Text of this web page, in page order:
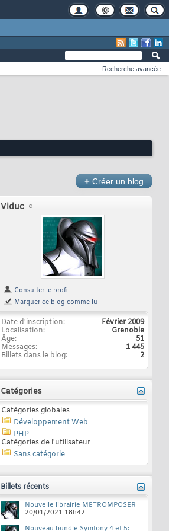
Recherche avancée
+ Créer un blog
Viduc
Consulter le profil
Marquer ce blog comme lu
Date d'inscription
Février 2009
Localisation
Grenoble
Âge
51
Messages
1 445
Billets dans le blog
2
Catégories
Catégories globales
Développement Web
PHP
Catégories de l'utilisateur
Sans catégorie
Billets récents
Nouvelle librairie METROMPOSER
20/01/2021 18h42
Nouveau bundle Symfony 4 et 5: